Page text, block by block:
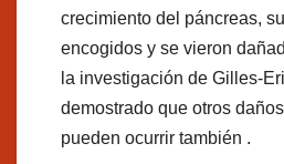
crecimiento del páncreas,
encogidos y se vieron
la investigación de Gilles-
demostrado que otros
pueden ocurrir también .